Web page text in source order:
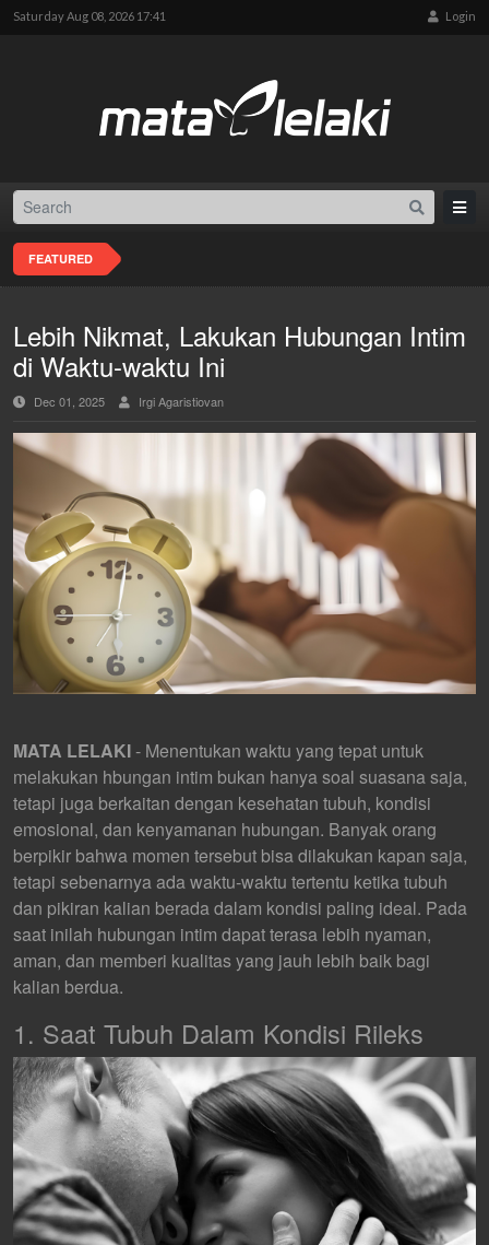
Saturday Aug 08, 2026 17:41 Login
FEATURED
Lebih Nikmat, Lakukan Hubungan Intim
di Waktu-waktu Ini
Dec 01, 2025 Irgi Agaristiovan
MATA LELAKI- Menentukan waktu yang tepat untuk
melakukan hbungan intim bukan hanya soal suasana saja,
tetapi juga berkaitan dengan kesehatan tubuh, kondisi
emosional, dan kenyamanan hubungan. Banyak orang
berpikir bahwa momen tersebut bisa dilakukan kapan saja,
tetapi sebenarnya ada waktu-waktu tertentu ketika tubuh
dan pikiran kalian berada dalam kondisi paling ideal. Pada
saat inilah hubungan intim dapat terasa lebih nyaman,
aman, dan memberi kualitas yang jauh lebih baik bagi
kalian berdua.
1. Saat Tubuh Dalam Kondisi Rileks